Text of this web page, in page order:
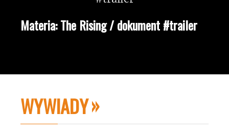
Materia: The Rising / dokument #trailer
WYWIADY